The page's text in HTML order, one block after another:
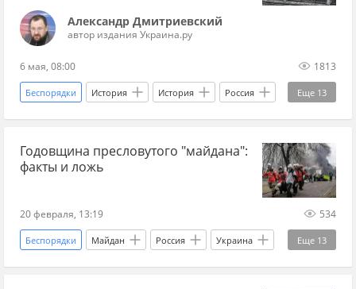
Иосиф Сталин Советская власть
народные волнения Армия
1960-е
Александр Дмитриевский
автор издания Украина.ру
6 мая, 08:00 1813
Еще 13
Беспорядки История История Россия
Украина Москва Геннадий Зюганов
Адольф Гитлер Виктор Янукович Майдан
политтехнологии Украина.ру
Годовщина пресловутого "майдана":
факты и ложь
20 февраля, 13:19 534
Еще 13
Беспорядки Майдан Россия Украина
Виктор Янукович Украина.ру Беркут